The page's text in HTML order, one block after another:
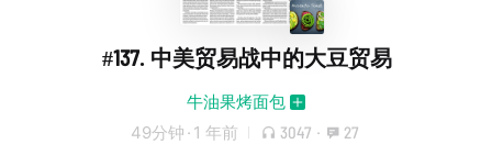
#137. 中美贸易战中的大豆贸易
牛油果烤面包
49分钟 · 1 年前 3047 · 27